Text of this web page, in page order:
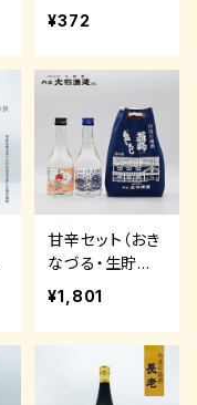
の梅クラフトチュ
【宝酒造】
¥372
甘辛セット（おき
なづる・生貯鬼
ころし）各300ml
【大石酒造】
¥1,801